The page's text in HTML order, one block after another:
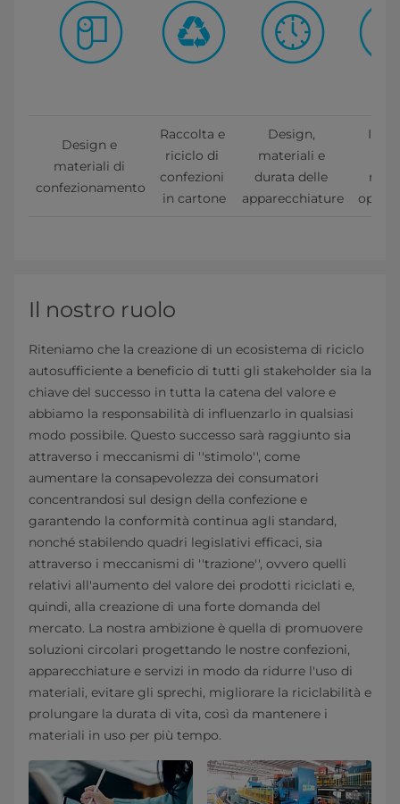
Design e
materiali di
confezionamento
Raccolta e
riciclo di
confezioni
in cartone
Design,
materiali e
durata delle
apparecchiature
I
Il nostro ruolo
Riteniamo che la creazione di un ecosistema di riciclo
autosufficiente a beneficio di tutti gli stakeholder sia la
chiave del successo in tutta la catena del valore e
abbiamo la responsabilità di influenzarlo in qualsiasi
modo possibile. Questo successo sarà raggiunto sia
attraverso i meccanismi di ''stimolo'', come
aumentare la consapevolezza dei consumatori
concentrandosi sul design della confezione e
garantendo la conformità continua agli standard,
nonché stabilendo quadri legislativi efficaci, sia
attraverso i meccanismi di ''trazione'', ovvero quelli
relativi all'aumento del valore dei prodotti riciclati e,
quindi, alla creazione di una forte domanda del
mercato. La nostra ambizione è quella di promuovere
soluzioni circolari progettando le nostre confezioni,
apparecchiature e servizi in modo da ridurre l'uso di
materiali, evitare gli sprechi, migliorare la riciclabilità e
prolungare la durata di vita, così da mantenere i
materiali in uso per più tempo.